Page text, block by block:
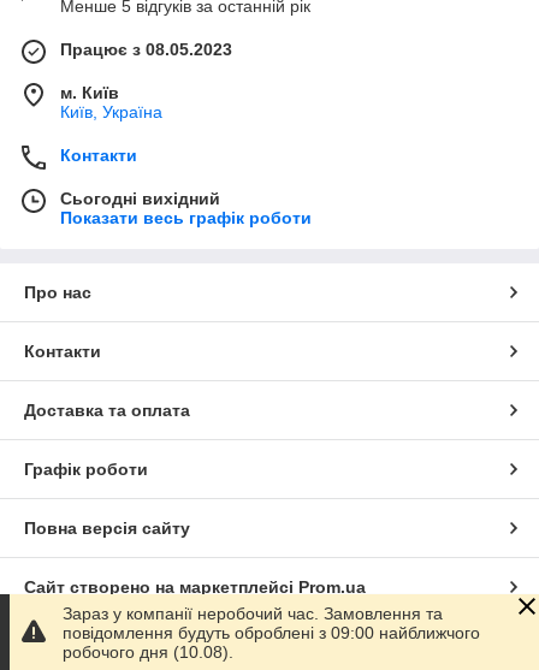
Менше 5 відгуків за останній рік
Працює з 08.05.2023
м. Київ
Київ, Україна
Контакти
Сьогодні вихідний
Показати весь графік роботи
Про нас
Контакти
Доставка та оплата
Графік роботи
Повна версія сайту
Сайт створено на маркетплейсі Prom.ua
Політика конфіденційності
Зараз у компанії неробочий час. Замовлення та
повідомлення будуть оброблені з 09:00 найближчого
робочого дня (10.08).